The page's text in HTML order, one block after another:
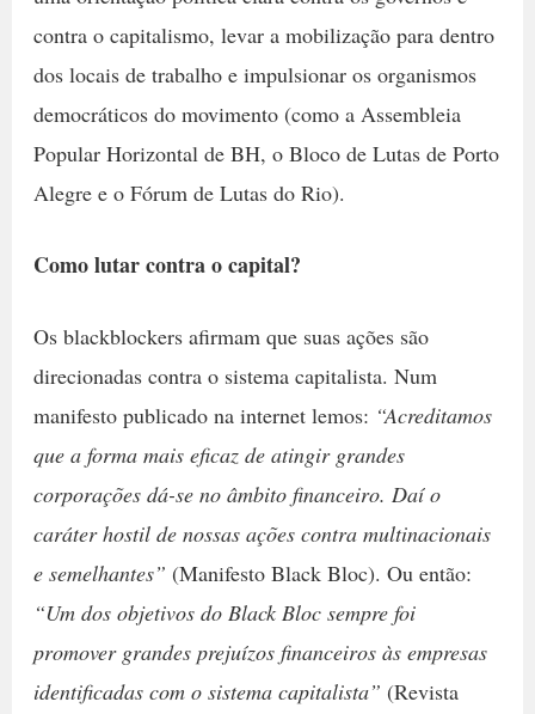
contra o capitalismo, levar a mobilização para dentro
dos locais de trabalho e impulsionar os organismos
democráticos do movimento (como a Assembleia
Popular Horizontal de BH, o Bloco de Lutas de Porto
Alegre e o Fórum de Lutas do Rio).
Como lutar contra o capital?
Os blackblockers afirmam que suas ações são
direcionadas contra o sistema capitalista. Num
manifesto publicado na internet lemos: “Acreditamos
que a forma mais eficaz de atingir grandes
corporações dá-se no âmbito financeiro. Daí o
caráter hostil de nossas ações contra multinacionais
e semelhantes” (Manifesto Black Bloc). Ou então:
“Um dos objetivos do Black Bloc sempre foi
promover grandes prejuízos financeiros às empresas
identificadas com o sistema capitalista” (Revista